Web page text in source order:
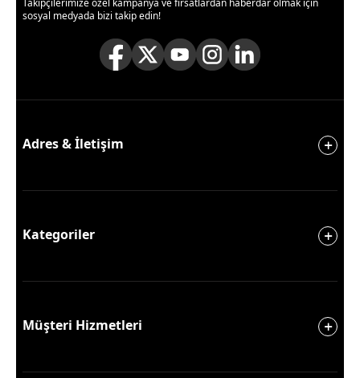
Takipçilerimize özel kampanya ve fırsatlardan haberdar olmak için
sosyal medyada bizi takip edin!
Adres & İletişim
Kategoriler
Müşteri Hizmetleri